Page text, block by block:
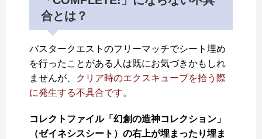
合とは？
バスタークエストのフリーマッチでシート埋め
を行ったことがある人は既にお気づきかもしれ
ませんが、
クリア時のエクスキューブを拾う際
に発生する不具合です。
コレクトファイル「幻創の造神コレクション」
（ゼイネシスシート）の右上が埋まったり埋ま